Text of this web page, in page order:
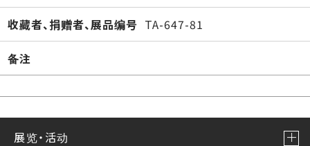
收藏者、捐赠者、展品编号 TA-647-81
备注
展览・活动